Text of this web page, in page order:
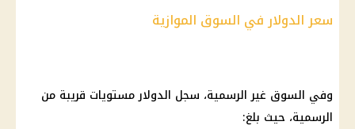
سعر الدولار في السوق الموازية
وفي السوق غير الرسمية، سجل الدولار مستويات قريبة من
الرسمية، حيث بلغ: